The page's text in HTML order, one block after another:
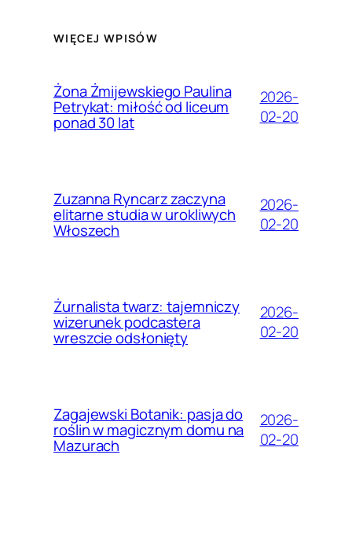
WIĘCEJ WPISÓW
Żona Żmijewskiego Paulina
Petrykat: miłość od liceum
ponad 30 lat
2026-
02-20
Zuzanna Ryncarz zaczyna
elitarne studia w urokliwych
Włoszech
2026-
02-20
Żurnalista twarz: tajemniczy
wizerunek podcastera
wreszcie odsłonięty
2026-
02-20
Zagajewski Botanik: pasja do
roślin w magicznym domu na
Mazurach
2026-
02-20